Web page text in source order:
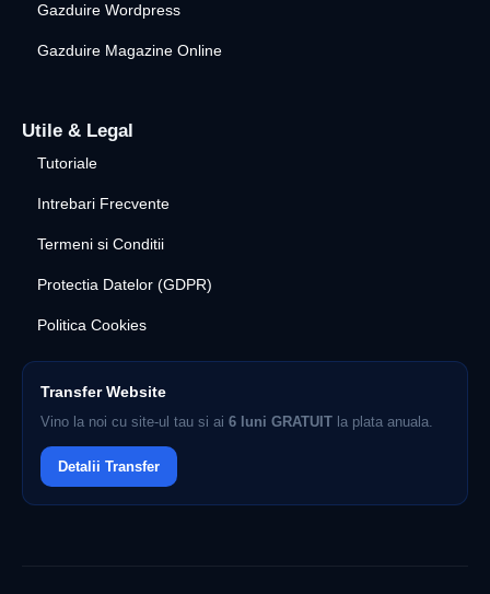
Gazduire Wordpress
Gazduire Magazine Online
Utile & Legal
Tutoriale
Intrebari Frecvente
Termeni si Conditii
Protectia Datelor (GDPR)
Politica Cookies
Transfer Website
Vino la noi cu site-ul tau si ai 6 luni GRATUIT la plata anuala.
Detalii Transfer